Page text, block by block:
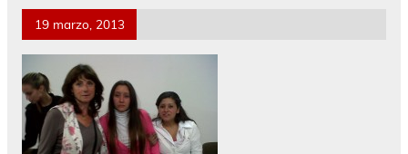
19 marzo, 2013